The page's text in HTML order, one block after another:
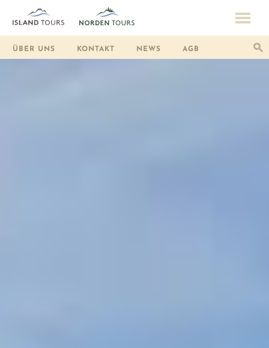
ÜBER UNS KONTAKT NEWS AGB